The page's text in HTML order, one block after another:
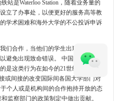
站是Waterloo Station，随着业务量的
立了办事处，以便更好的服务高等教
学术困难和海外大学的不公投诉申诉
们合作，当他们的学生出现棘手需要
避免出现致命错误。 中国留学生往往
是这类行为在如今的21世纪依然屡见
或间接的改变国际间各国大学部门对
个人或是机构间的合作抱持开放的态
监察部门的政策制定中做出贡献。